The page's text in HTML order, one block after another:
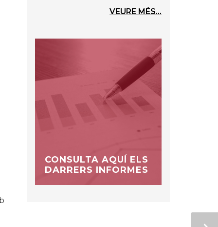
VEURE MÉS...
CONSULTA AQUÍ ELS
DARRERS INFORMES